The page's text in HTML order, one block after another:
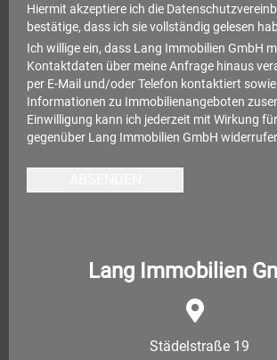
Hiermit akzeptiere ich die
bestätige, dass ich sie vollständig gelesen
Ich willige ein, dass Lang Immobilien GmbH
Kontaktdaten über meine Anfrage hinaus
per E-Mail und/oder Telefon kontaktiert
Informationen zu Immobilienangeboten
Einwilligung kann ich jederzeit mit Wirkung
gegenüber Lang Immobilien GmbH
Lang Immobilien
Städelstraße 19